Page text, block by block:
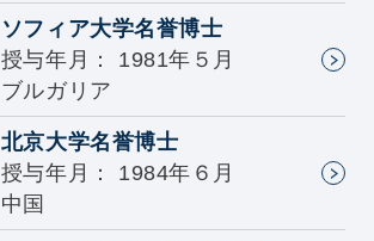
ソフィア大学名誉博士
授与年月： 1981年５月
ブルガリア
北京大学名誉博士
授与年月： 1984年６月
中国